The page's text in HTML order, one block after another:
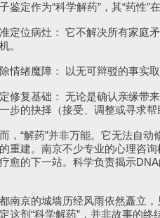
定作为“科学解药”，其“药性”在
位病灶： 它不解决所有家庭矛
。
绪魔障： 以无可辩驳的事实取
复基础： 无论是确认亲缘带来
步的抉择（接受、调整或寻求帮
“解药”并非万能。它无法自动
重建。南京不少专业的心理咨
愈的下一站。科学负责揭示
京的城墙历经风雨依然矗立，
这剂“科学解药”，并非故事的